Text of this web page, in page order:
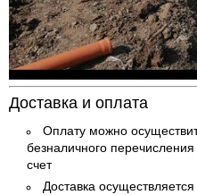
Доставка и оплата
Оплату можно
безналичного
счет
Доставка